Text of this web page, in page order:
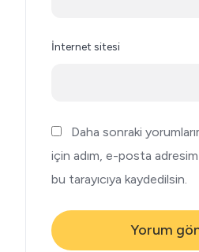
İnternet sitesi
Daha sonraki
için adım, e-posta
bu tarayıcıya kaydedilsin.